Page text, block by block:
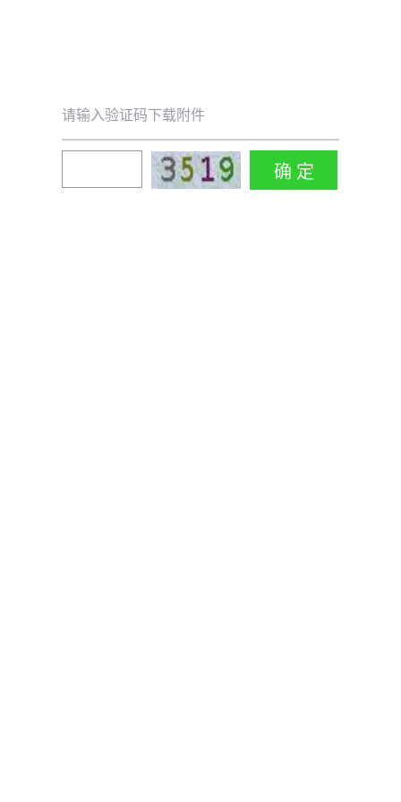
请输入验证码下载附件